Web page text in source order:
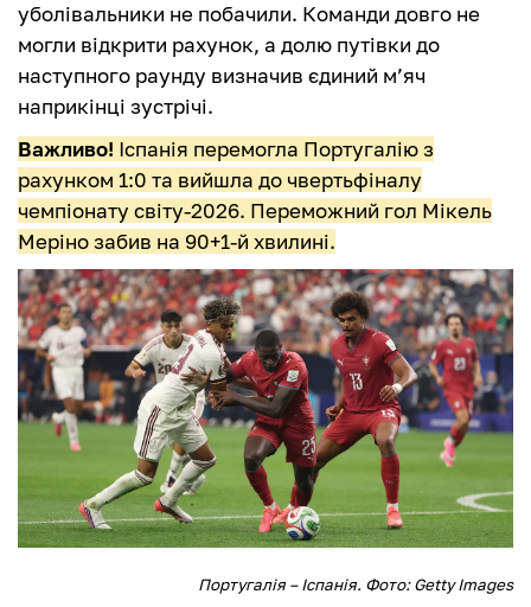
уболівальники не побачили. Команди довго не
могли відкрити рахунок, а долю путівки до
наступного раунду визначив єдиний м’яч
наприкінці зустрічі.
Важливо! Іспанія перемогла Португалію з
рахунком 1:0 та вийшла до чвертьфіналу
чемпіонату світу-2026. Переможний гол Мікель
Меріно забив на 90+1-й хвилині.
Португалія – Іспанія. Фото: Getty Images